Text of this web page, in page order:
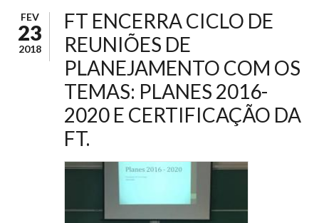
FEV
23
2018
FT ENCERRA CICLO DE
REUNIÕES DE
PLANEJAMENTO COM OS
TEMAS: PLANES 2016-
2020 E CERTIFICAÇÃO DA
FT.